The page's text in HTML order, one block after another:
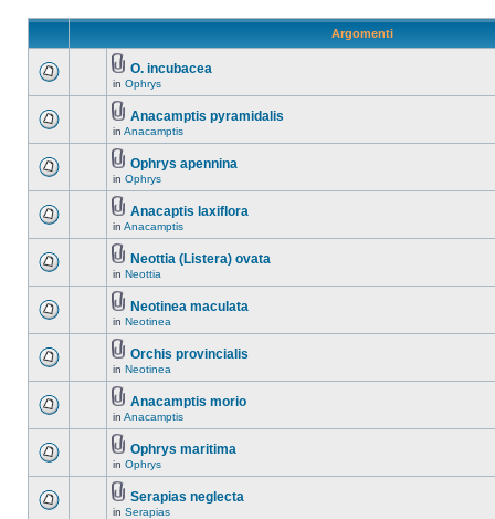
Argomenti
O. incubacea
in Ophrys
Anacamptis pyramidalis
in Anacamptis
Ophrys apennina
in Ophrys
Anacaptis laxiflora
in Anacamptis
Neottia (Listera) ovata
in Neottia
Neotinea maculata
in Neotinea
Orchis provincialis
in Neotinea
Anacamptis morio
in Anacamptis
Ophrys maritima
in Ophrys
Serapias neglecta
in Serapias